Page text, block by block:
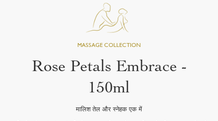
Rose Petals Embrace -
150ml
मालिश तेल और स्नेहक एक में